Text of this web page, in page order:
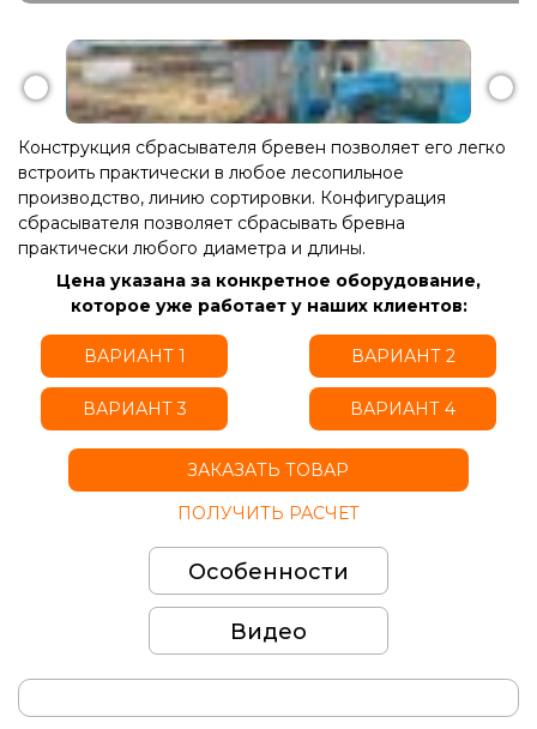
Конструкция сбрасывателя бревен позволяет его легко
встроить практически в любое лесопильное
производство, линию сортировки. Конфигурация
сбрасывателя позволяет сбрасывать бревна
практически любого диаметра и длины.
Цена указана за конкретное оборудование,
которое уже работает у наших клиентов:
ВАРИАНТ 1 ВАРИАНТ 2
ВАРИАНТ 3 ВАРИАНТ 4
ЗАКАЗАТЬ ТОВАР
ПОЛУЧИТЬ РАСЧЕТ
Особенности
Видео